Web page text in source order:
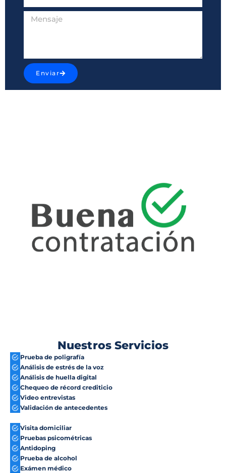
Enviar
Nuestros Servicios
Prueba de poligrafía
Análisis de estrés de la voz
Análisis de huella digital
Chequeo de récord crediticio
Video entrevistas
Validación de antecedentes
Visita domiciliar
Pruebas psicométricas
Antidoping
Prueba de alcohol
Exámen médico